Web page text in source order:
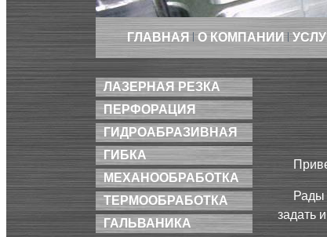
ГЛАВНАЯ О КОМПАНИИ
ЛАЗЕРНАЯ РЕЗКА
ПЕРФОРАЦИЯ
ГИДРОАБРАЗИВНАЯ
ГИБКА
МЕХАНООБРАБОТКА
ТЕРМООБРАБОТКА
ГАЛЬВАНИКА
Рады
задать